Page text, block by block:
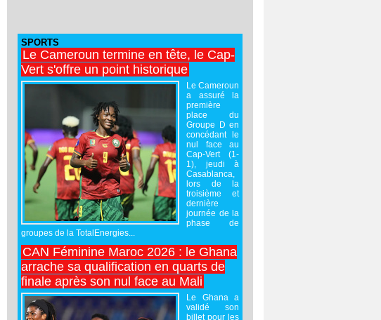
SPORTS
Le Cameroun termine en tête, le Cap-
Vert s'offre un point historique
Le Cameroun
a assuré la
première
place du
Groupe D en
concédant le
nul face au
Cap-Vert (1-
1), jeudi à
Casablanca,
lors de la
troisième et
dernière
journée de la
phase de
groupes de la TotalEnergies...
CAN Féminine Maroc 2026 : le Ghana
arrache sa qualification en quarts de
finale après son nul face au Mali
Le Ghana a
validé son
billet pour les